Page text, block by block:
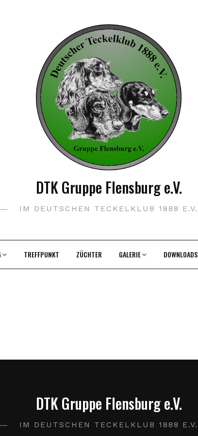
DTK Gruppe Flensburg e.V.
IM DEUTSCHEN TECKELKLUB 1888 E.V.
TREFFPUNKT ZÜCHTER GALERIE DOWNLOADS
DTK Gruppe Flensburg e.V.
IM DEUTSCHEN TECKELKLUB 1888 E.V.